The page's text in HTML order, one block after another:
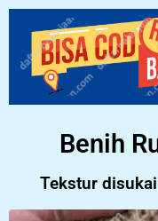
Benih
Tekstur